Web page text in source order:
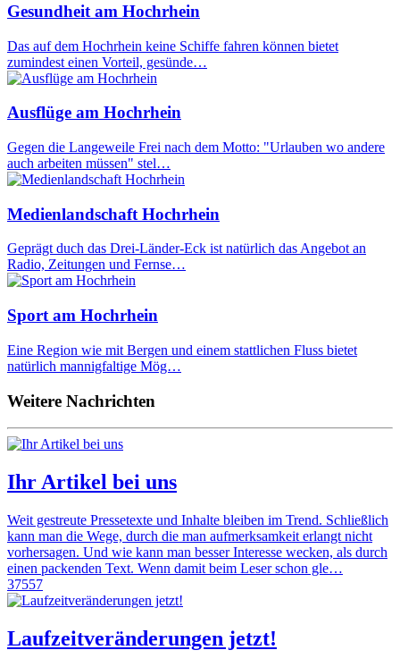
Gesundheit am Hochrhein
Das auf dem Hochrhein keine Schiffe fahren können bietet
zumindest einen Vorteil, gesünde…
Ausflüge am Hochrhein
Gegen die Langeweile Frei nach dem Motto: "Urlauben wo andere
auch arbeiten müssen" stel…
Medienlandschaft Hochrhein
Geprägt duch das Drei-Länder-Eck ist natürlich das Angebot an
Radio, Zeitungen und Fernse…
Sport am Hochrhein
Eine Region wie mit Bergen und einem stattlichen Fluss bietet
natürlich mannigfaltige Mög…
Weitere Nachrichten
Ihr Artikel bei uns
Weit gestreute Pressetexte und Inhalte bleiben im Trend. Schließlich
kann man die Wege, durch die man aufmerksamkeit erlangt nicht
vorhersagen. Und wie kann man besser Interesse wecken, als durch
einen packenden Text. Wenn damit beim Leser schon gle…
37557
Laufzeitveränderungen jetzt!